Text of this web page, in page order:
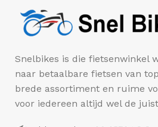
Snelbikes is die fietsenwinkel
naar betaalbare fietsen van
brede assortiment en ruime
voor iedereen altijd wel de